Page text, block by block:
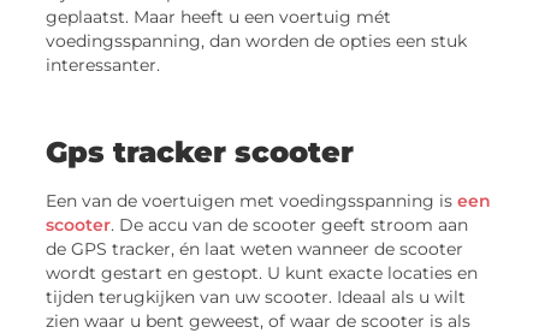
geplaatst. Maar heeft u een voertuig mét
voedingsspanning, dan worden de opties een stuk
interessanter.
Gps tracker scooter
Een van de voertuigen met voedingsspanning iseen
scooter. De accu van de scooter geeft stroom aan
de GPS tracker, én laat weten wanneer de scooter
wordt gestart en gestopt. U kunt exacte locaties en
tijden terugkijken van uw scooter. Ideaal als u wilt
zien waar u bent geweest, of waar de scooter is als